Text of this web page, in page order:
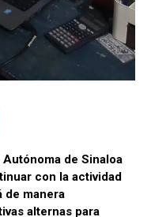
m
p
de Sinaloa
con la actividad
de manera
alternas para